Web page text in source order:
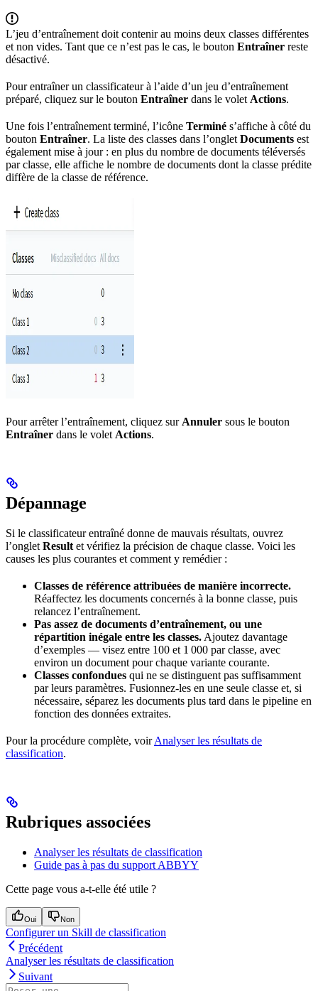
L’jeu d’entraînement doit contenir au moins deux classes différentes
et non vides. Tant que ce n’est pas le cas, le bouton Entraîner reste
désactivé.
Pour entraîner un classificateur à l’aide d’un jeu d’entraînement
préparé, cliquez sur le bouton Entraîner dans le volet Actions.
Une fois l’entraînement terminé, l’icône Terminé s’affiche à côté du
bouton Entraîner. La liste des classes dans l’onglet Documents est
également mise à jour : en plus du nombre de documents téléversés
par classe, elle affiche le nombre de documents dont la classe prédite
diffère de la classe de référence.
Pour arrêter l’entraînement, cliquez sur Annuler sous le bouton
Entraîner dans le volet Actions.
Dépannage
Si le classificateur entraîné donne de mauvais résultats, ouvrez
l’onglet Result et vérifiez la précision de chaque classe. Voici les
causes les plus courantes et comment y remédier :
Classes de référence attribuées de manière incorrecte.
Réaffectez les documents concernés à la bonne classe, puis
relancez l’entraînement.
Pas assez de documents d’entraînement, ou une
répartition inégale entre les classes. Ajoutez davantage
d’exemples — visez entre 100 et 1 000 par classe, avec
environ un document pour chaque variante courante.
Classes confondues qui ne se distinguent pas suffisamment
par leurs paramètres. Fusionnez-les en une seule classe et, si
nécessaire, séparez les documents plus tard dans le pipeline en
fonction des données extraites.
Pour la procédure complète, voirAnalyser les résultats de
classification.
Rubriques associées
Analyser les résultats de classification
Guide pas à pas du support ABBYY
Cette page vous a-t-elle été utile ?
Oui Non
Configurer un Skill de classification
Précédent
Analyser les résultats de classification
Suivant